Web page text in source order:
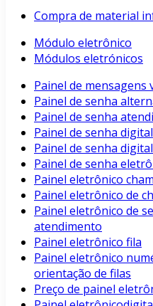
Compra de material
Módulo eletrônico
Módulos eletrónicos
Painel de mensagens
Painel de senha
Painel de senha
Painel de senha digital
Painel de senha
Painel de senha
Painel eletrônico
Painel eletrônico de
Painel eletrônico de
atendimento
Painel eletrônico fila
Painel eletrônico
orientação de filas
Preço de painel